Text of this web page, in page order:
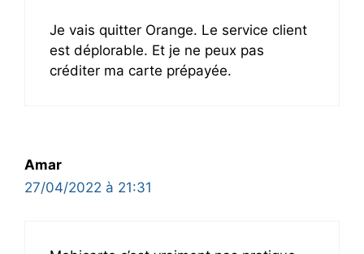
Je vais quitter Orange. Le service client
est déplorable. Et je ne peux pas
créditer ma carte prépayée.
Amar
27/04/2022 à 21:31